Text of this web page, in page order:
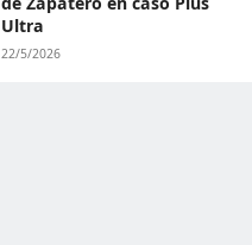
Ultra
22/5/2026